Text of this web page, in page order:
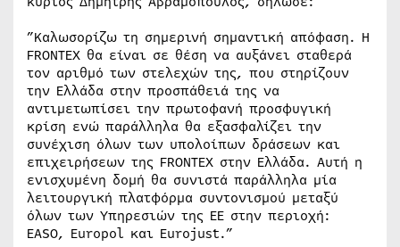
”Καλωσορίζω τη σημερινή σημαντική απόφαση. Η
FRONTEX θα είναι σε θέση να αυξάνει σταθερά
τον αριθμό των στελεχών της, που στηρίζουν
την Ελλάδα στην προσπάθειά της να
αντιμετωπίσει την πρωτοφανή προσφυγική
κρίση ενώ παράλληλα θα εξασφαλίζει την
συνέχιση όλων των υπολοίπων δράσεων και
επιχειρήσεων της FRONTEX στην Ελλάδα. Αυτή η
ενισχυμένη δομή θα συνιστά παράλληλα μία
λειτουργική πλατφόρμα συντονισμού μεταξύ
όλων των Υπηρεσιών της ΕΕ στην περιοχή:
EASO, Europol και Eurojust.”